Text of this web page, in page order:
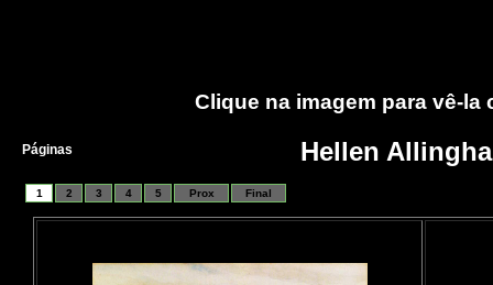
Páginas
1 2 3 4 5 Prox Final
Clique na imagem para vê-la
Hellen